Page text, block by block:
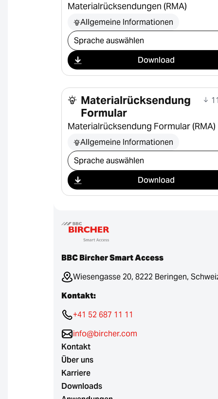
Materialrücksendungen (RMA)
Allgemeine Informationen
Download auswählen
Download
Materialrücksendung
Formular
Materialrücksendung Formular (RMA)
Allgemeine Informationen
Download auswählen
Download
BBC Bircher Smart Access
Wiesengasse 20, 8222 Beringen,
Kontakt:
+41 52 687 11 11
info@bircher.com
Kontakt
Über uns
Karriere
Downloads